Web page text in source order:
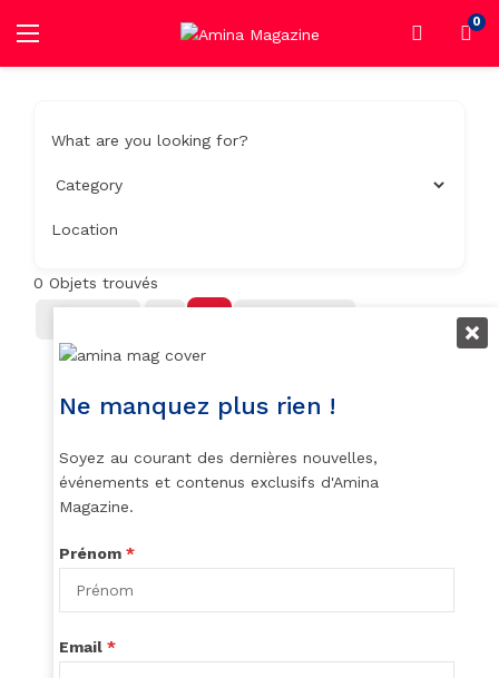
0
What are you looking for?
Location
0 Objets trouvés
Ne manquez plus rien !
Soyez au courant des dernières nouvelles,
événements et contenus exclusifs d'Amina
Magazine.
Prénom *
Email *